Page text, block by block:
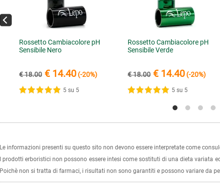
Rossetto Cambiacolore pH
Sensibile Nero
€ 18.00 € 14.40(-20%)
5 su 5
Rossetto Cambiacolore pH
Sensibile Verde
€ 18.00 € 14.40(-20%)
5 su 5
Le informazioni presenti su questo sito non devono essere interpretate come
I prodotti erboristici non possono essere intesi come sostituti di una dieta variata
Poichè non si tratta di farmaci, i risultati non sono garantiti e possono variare da